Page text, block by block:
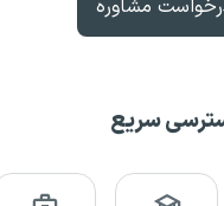
مشاوره
سریع